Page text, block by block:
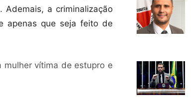
a criminalização
apenas que seja feito de
mulher vítima de estupro e